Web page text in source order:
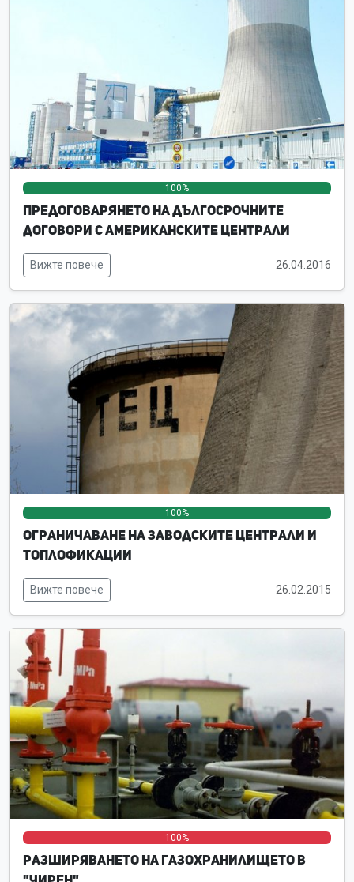
100%
Предоговарянето на дългосрочните
договори с американските централи
Вижте повече 26.04.2016
100%
Ограничаване на заводските централи и
топлофикации
Вижте повече 26.02.2015
0%
0% 100%
Разширяването на газохранилището в